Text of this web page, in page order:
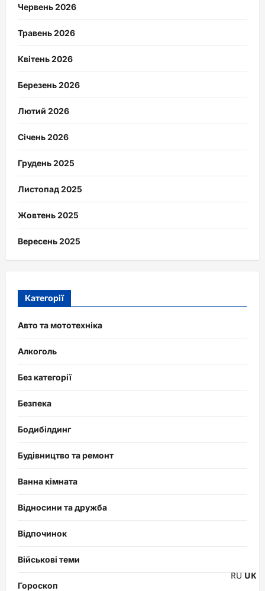
Червень 2026
Травень 2026
Квітень 2026
Березень 2026
Лютий 2026
Січень 2026
Грудень 2025
Листопад 2025
Жовтень 2025
Вересень 2025
Категорії
Авто та мототехніка
Алкоголь
Без категорії
Безпека
Бодибілдинг
Будівництво та ремонт
Ванна кімната
Відносини та дружба
Відпочинок
Військові теми
Гороскоп
RU UK